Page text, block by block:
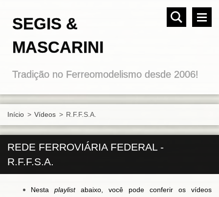
SEGIS &
MASCARINI
Tradição no Ferreomodelismo desde 2006!
Início > Vídeos > R.F.F.S.A.
REDE FERROVIÁRIA FEDERAL -
R.F.F.S.A.
Nesta playlistabaixo, você pode conferir os vídeos